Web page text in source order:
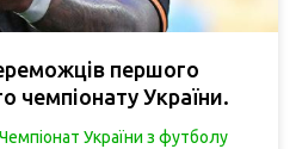
першого
чемпіонату України.
Чемпіонат України з футболу